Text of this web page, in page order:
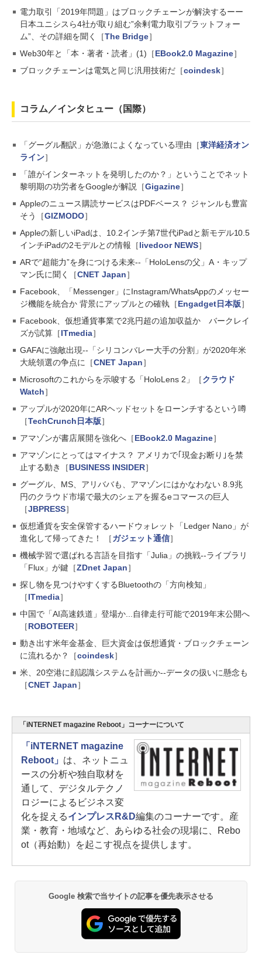
電力取引「2019年問題」はブロックチェーンが解決するーー
日本ユニシスら4社が取り組む”余剰電力取引プラットフォー
ム”、その詳細を聞く［The Bridge］
Web30年と「本・著者・読者」(1)［EBook2.0 Magazine］
ブロックチェーンは電気と同じ汎用技術だ［coindesk］
コラム／インタヒュー（国際）
「グーグル翻訳」が急激によくなっている理由［東洋経済オン
ライン］
「誰がインターネットを発明したのか？」ということでネット
黎明期の功労者をGoogleが解説［Gigazine］
Appleのニュース購読サービスはPDFベース？ ジャンルも豊富
そう［GIZMODO］
Appleの新しいiPadは、10.2インチ第7世代iPadと新モデル10.5
インチiPadの2モデルとの情報［livedoor NEWS］
ARで“超能力”を身につける未来--「HoloLensの父」A・キップ
マン氏に聞く［CNET Japan］
Facebook、「Messenger」にInstagram/WhatsAppのメッセー
ジ機能を統合か 背景にアップルとの確執［Engadget日本版］
Facebook、仮想通貨事業で2兆円超の追加収益か バークレイ
ズが試算［ITmedia］
GAFAに強敵出現--「シリコンバレー大手の分割」が2020年米
大統領選の争点に［CNET Japan］
Microsoftのこれからを示唆する「HoloLens 2」［クラウド
Watch］
アップルが2020年にARヘッドセットをローンチするという噂
［TechCrunch日本版］
アマゾンが書店展開を強化へ［EBook2.0 Magazine］
アマゾンにとってはマイナス？ アメリカで｢現金お断り｣を禁
止する動き［BUSINESS INSIDER］
グーグル、MS、アリババも、アマゾンにはかなわない 8.9兆
円のクラウド市場で最大のシェアを握るeコマースの巨人
［JBPRESS］
仮想通貨を安全保管するハードウォレット「Ledger Nano」が
進化して帰ってきた！ ［ガジェット通信］
機械学習で選ばれる言語を目指す「Julia」の挑戦--ライブラリ
「Flux」が鍵［ZDnet Japan］
探し物を見つけやすくするBluetoothの「方向検知」
［ITmedia］
中国で「AI高速鉄道」登場か...自律走行可能で2019年末公開へ
［ROBOTEER］
動き出す米年金基金、巨大資金は仮想通貨・ブロックチェーン
に流れるか？［coindesk］
米、20空港に顔認識システムを計画か--データの扱いに懸念も
［CNET Japan］
「iNTERNET magazine Reboot」コーナーについて
「iNTERNET magazine
Reboot」 は、ネットニュ
ースの分析や独自取材を
通して、デジタルテクノ
ロジーによるビジネス変
化を捉えるインプレスR&D編集のコーナーです。産
業・教育・地域など、あらゆる社会の現場に、Rebo
ot（再始動）を起こす視点を提供します。
Google 検索で当サイトの記事を優先表示させる